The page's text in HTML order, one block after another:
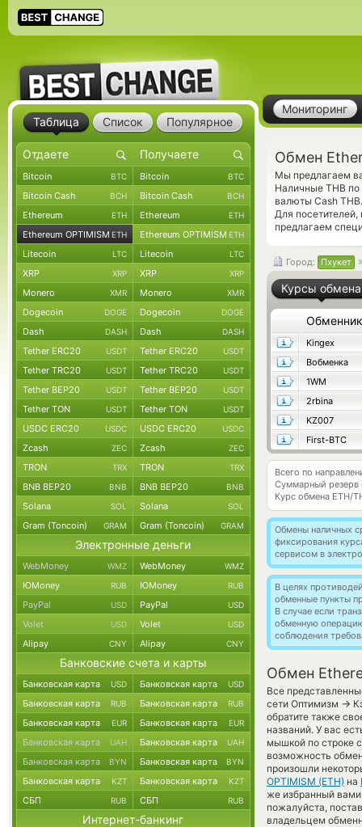
Мониторинг
Обмен
Мы предлагаем
Наличные THB
валюты Cash
Для
предлагаем
Город: Пхукет
Курсы обмена
Обменник
Kingex
Вобменка
1WM
2rbina
KZ007
First-BTC
Всего по
Суммарный резерв
Курс обмена ETH/
Обмены наличных
фиксирования
сервисом в
В целях
обменные пункты
В случае если
обменную
соблюдения
Обмен
Все
сети Оптимизм →
обратите также
названий. У вас
мышкой по строке
возможность
произошли
OPTIMISM (ETH) на
же избранный вами
пожалуйста,
владельцем
Таблица Список Популярное
Bitcoin BTC Bitcoin BTC
Bitcoin Cash BCH Bitcoin Cash BCH
Ethereum ETH Ethereum ETH
Ethereum OPTIMISM ETH Ethereum OPTIMISM ETH
Litecoin LTC Litecoin LTC
XRP XRP XRP XRP
Monero XMR Monero XMR
Dogecoin DOGE Dogecoin DOGE
Dash DASH Dash DASH
Tether ERC20 USDT Tether ERC20 USDT
Tether TRC20 USDT Tether TRC20 USDT
Tether BEP20 USDT Tether BEP20 USDT
Tether TON USDT Tether TON USDT
USDC ERC20 USDC USDC ERC20 USDC
Zcash ZEC Zcash ZEC
TRON TRX TRON TRX
BNB BEP20 BNB BNB BEP20 BNB
Solana SOL Solana SOL
Gram (Toncoin) GRAM Gram (Toncoin) GRAM
Электронные деньги
WebMoney WMZ WebMoney WMZ
ЮMoney RUB ЮMoney RUB
PayPal USD PayPal USD
Volet USD Volet USD
Alipay CNY Alipay CNY
Банковские счета и карты
Банковская карта USD Банковская карта USD
Банковская карта RUB Банковская карта RUB
Банковская карта EUR Банковская карта EUR
Банковская карта UAH Банковская карта UAH
Банковская карта BYN Банковская карта BYN
Банковская карта KZT Банковская карта KZT
СБП RUB СБП RUB
Интернет-банкинг